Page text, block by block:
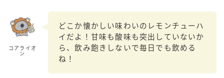
コアライオ
ン
どこか懐かしい味わいのレモンチューハ
イだよ！甘味も酸味も突出していないか
ら、飲み飽きしないで毎日でも飲める
ね！